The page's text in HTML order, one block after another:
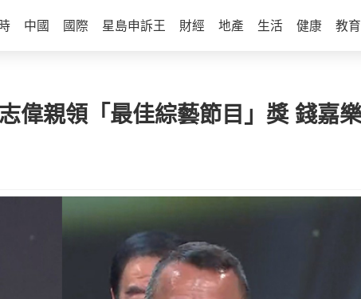
中國 國際 星島申訴王 財經 地產 生活 健康 教育
偉親領「最佳綜藝節目」獎 錢嘉